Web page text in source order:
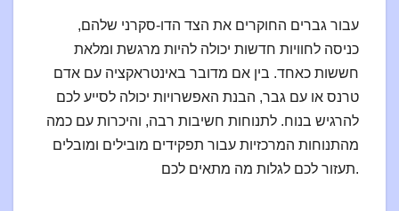
עבור גברים החוקרים את הצד הדו-סקרני שלהם,
כניסה לחוויות חדשות יכולה להיות מרגשת ומלאת
חששות כאחד. בין אם מדובר באינטראקציה עם אדם
טרנס או עם גבר, הבנת האפשרויות יכולה לסייע לכם
להרגיש בנוח. לתנוחות חשיבות רבה, והיכרות עם כמה
מהתנוחות המרכזיות עבור תפקידים מובילים ומובלים
תעזור לכם לגלות מה מתאים לכם.